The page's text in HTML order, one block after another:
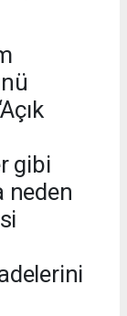
gibi
neden